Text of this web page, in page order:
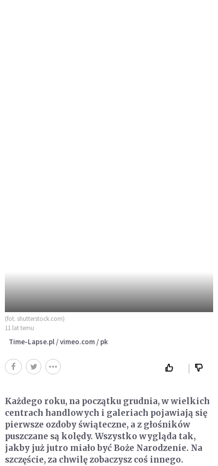
(fot. shutterstock.com)
11 lat temu
Time-Lapse.pl / vimeo.com / pk
Każdego roku, na początku grudnia, w wielkich
centrach handlowych i galeriach pojawiają się
pierwsze ozdoby świąteczne, a z głośników
puszczane są kolędy. Wszystko wygląda tak,
jakby już jutro miało być Boże Narodzenie. Na
szczęście, za chwilę zobaczysz coś innego.